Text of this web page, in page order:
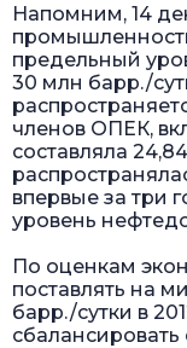
Напомним, 14
предельный
30 млн барр./
членов ОПЕК,
составляла
впервые за три
уровень
По оценкам
поставлять на
барр./сутки в